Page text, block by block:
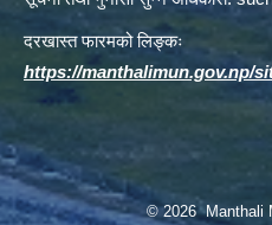
दरखास्त फारमको लिङ्कः
https://manthalimun.gov.np/
© 2026 Manthali